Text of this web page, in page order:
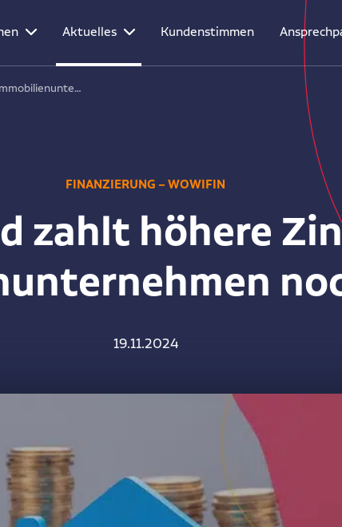
Aktuelles Kundenstimmen
FINANZIERUNG – WOWIFIN
zahlt höhere
19.11.2024